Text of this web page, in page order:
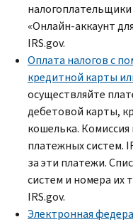
«Онлайн-аккаунт
IRS.gov.
Оплата налогов с
кредитной карты
осуществляйте
дебетовой карты,
кошелька.
платежных систем.
за эти платежи.
систем и номера их
IRS.gov.
Электронная